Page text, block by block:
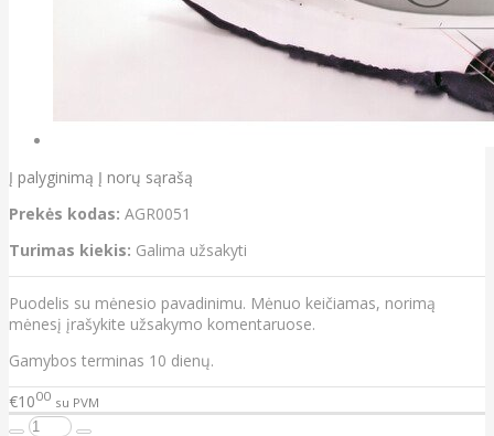
Į palyginimą Į norų sąrašą
Prekės kodas: AGR0051
Turimas kiekis: Galima užsakyti
Puodelis su mėnesio pavadinimu. Mėnuo keičiamas, norimą
mėnesį įrašykite užsakymo komentaruose.
Gamybos terminas 10 dienų.
€1000 su PVM